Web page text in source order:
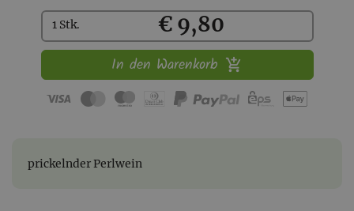
Kaufen
1 Stk. € 9,80
In den Warenkorb
prickelnder Perlwein